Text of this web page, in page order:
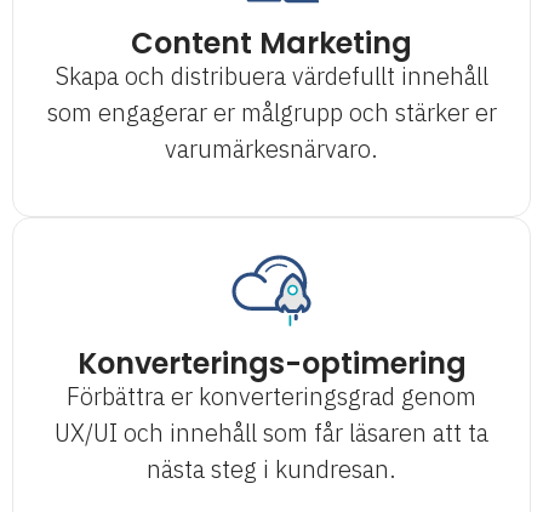
Content Marketing
Skapa och distribuera värdefullt innehåll
som engagerar er målgrupp och stärker er
varumärkesnärvaro.
Konverterings-optimering
Förbättra er konverteringsgrad genom
UX/UI och innehåll som får läsaren att ta
nästa steg i kundresan.